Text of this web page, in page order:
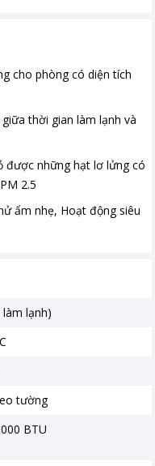
cho phòng có diện tích
thời gian làm lạnh và
được những hạt lơ lửng có
2.5
ẩm nhẹ, Hoạt động siêu
làm lạnh)
tường
BTU